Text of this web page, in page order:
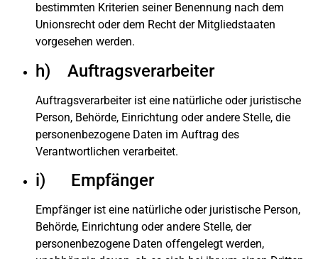
bestimmten Kriterien seiner Benennung nach dem
Unionsrecht oder dem Recht der Mitgliedstaaten
vorgesehen werden.
h) Auftragsverarbeiter
Auftragsverarbeiter ist eine natürliche oder juristische
Person, Behörde, Einrichtung oder andere Stelle, die
personenbezogene Daten im Auftrag des
Verantwortlichen verarbeitet.
i) Empfänger
Empfänger ist eine natürliche oder juristische Person,
Behörde, Einrichtung oder andere Stelle, der
personenbezogene Daten offengelegt werden,